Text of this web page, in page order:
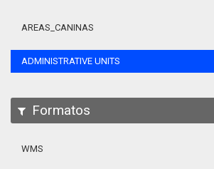
AREAS_CANINAS
ADMINISTRATIVE UNITS
Formatos
WMS